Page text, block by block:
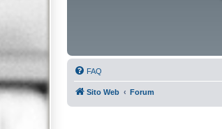
FAQ
Sito Web Forum